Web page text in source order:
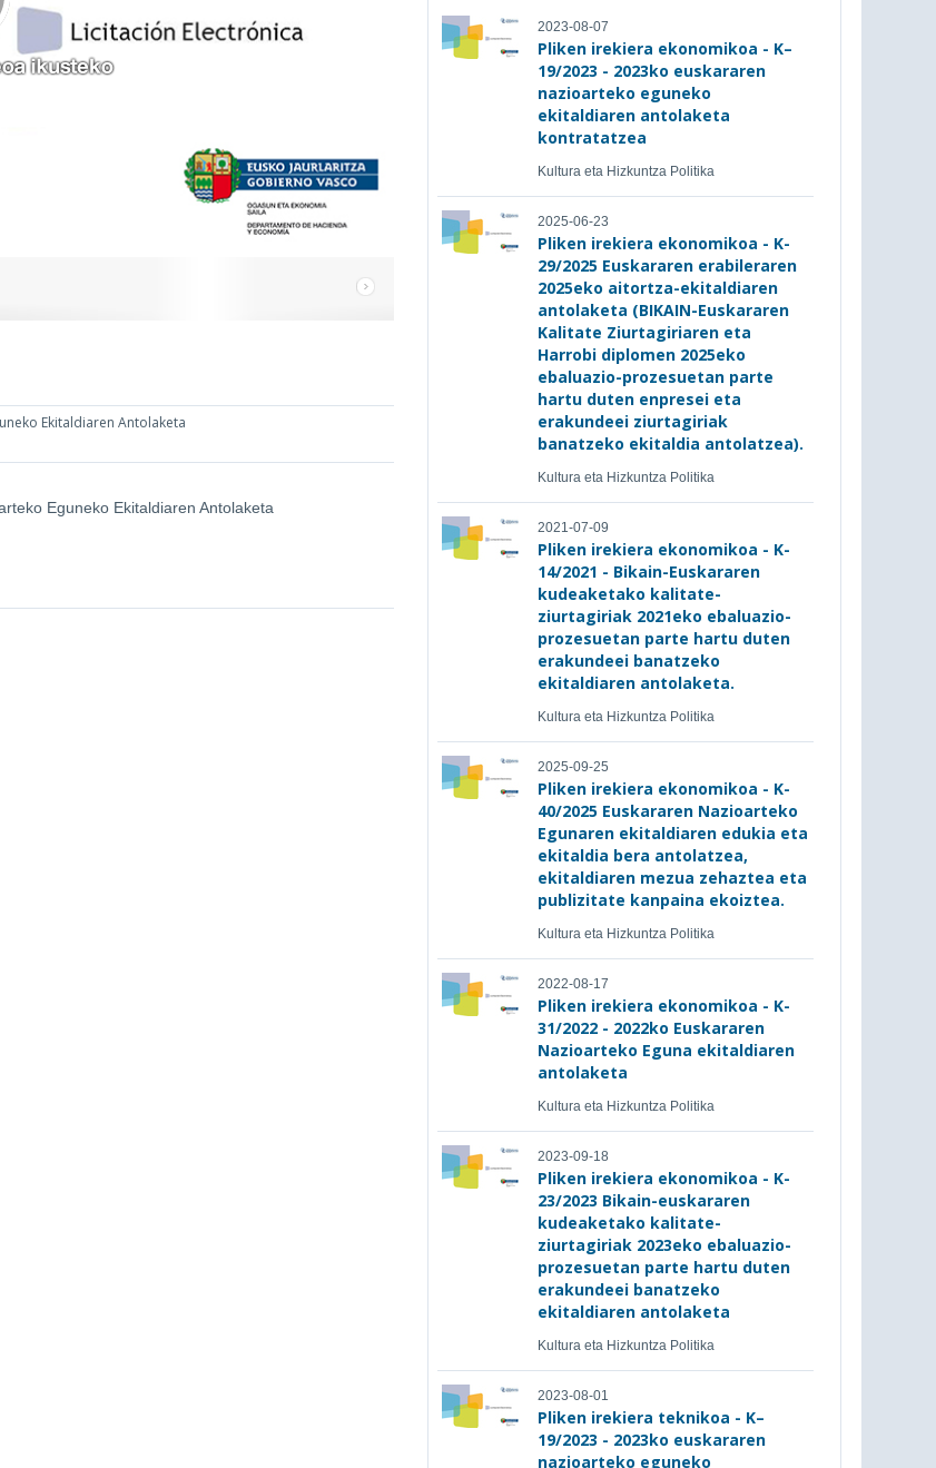
Ekitaldiaren Antolaketa
Eguneko Ekitaldiaren Antolaketa
2023-08-07
Pliken irekiera ekonomikoa - K–
19/2023 - 2023ko euskararen
nazioarteko eguneko
ekitaldiaren antolaketa
kontratatzea
Kultura eta Hizkuntza Politika
2025-06-23
Pliken irekiera ekonomikoa - K-
29/2025 Euskararen erabileraren
2025eko aitortza-ekitaldiaren
antolaketa (BIKAIN-Euskararen
Kalitate Ziurtagiriaren eta
Harrobi diplomen 2025eko
ebaluazio-prozesuetan parte
hartu duten enpresei eta
erakundeei ziurtagiriak
banatzeko ekitaldia antolatzea).
Kultura eta Hizkuntza Politika
2021-07-09
Pliken irekiera ekonomikoa - K-
14/2021 - Bikain-Euskararen
kudeaketako kalitate-
ziurtagiriak 2021eko ebaluazio-
prozesuetan parte hartu duten
erakundeei banatzeko
ekitaldiaren antolaketa.
Kultura eta Hizkuntza Politika
2025-09-25
Pliken irekiera ekonomikoa - K-
40/2025 Euskararen Nazioarteko
Egunaren ekitaldiaren edukia eta
ekitaldia bera antolatzea,
ekitaldiaren mezua zehaztea eta
publizitate kanpaina ekoiztea.
Kultura eta Hizkuntza Politika
2022-08-17
Pliken irekiera ekonomikoa - K-
31/2022 - 2022ko Euskararen
Nazioarteko Eguna ekitaldiaren
antolaketa
Kultura eta Hizkuntza Politika
2023-09-18
Pliken irekiera ekonomikoa - K-
23/2023 Bikain-euskararen
kudeaketako kalitate-
ziurtagiriak 2023eko ebaluazio-
prozesuetan parte hartu duten
erakundeei banatzeko
ekitaldiaren antolaketa
Kultura eta Hizkuntza Politika
2023-08-01
Pliken irekiera teknikoa - K–
19/2023 - 2023ko euskararen
nazioarteko eguneko